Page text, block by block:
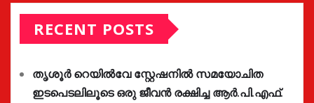
RECENT POSTS
തൃശൂർ റെയിൽവേ സ്റ്റേഷനിൽ സമയോചിത
ഇടപെടലിലൂടെ ഒരു ജീവൻ രക്ഷിച്ച ആർ.പി.എഫ്.